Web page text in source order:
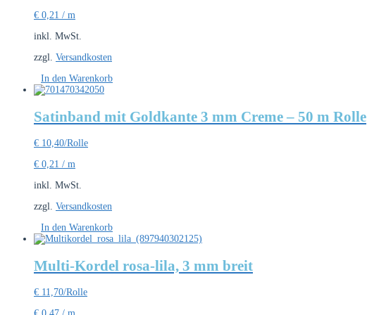
€ 0,21 / m
inkl. MwSt.
zzgl. Versandkosten
In den Warenkorb
Satinband mit Goldkante 3 mm Creme – 50 m Rolle
€ 10,40/Rolle
€ 0,21 / m
inkl. MwSt.
zzgl. Versandkosten
In den Warenkorb
Multi-Kordel rosa-lila, 3 mm breit
€ 11,70/Rolle